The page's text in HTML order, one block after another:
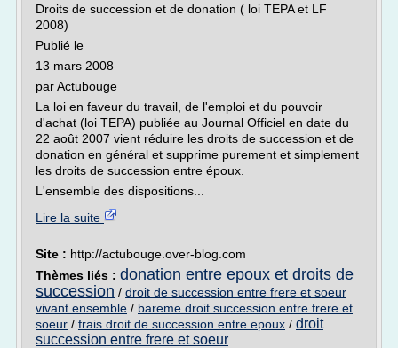
Droits de succession et de donation ( loi TEPA et LF
2008)
Publié le
13 mars 2008
par Actubouge
La loi en faveur du travail, de l'emploi et du pouvoir
d'achat (loi TEPA) publiée au Journal Officiel en date du
22 août 2007 vient réduire les droits de succession et de
donation en général et supprime purement et simplement
les droits de succession entre époux.
L'ensemble des dispositions...
Lire la suite
Site : http://actubouge.over-blog.com
Thèmes liés : donation entre epoux et droits de
succession / droit de succession entre frere et soeur
vivant ensemble / bareme droit succession entre frere et
soeur / frais droit de succession entre epoux / droit
succession entre frere et soeur